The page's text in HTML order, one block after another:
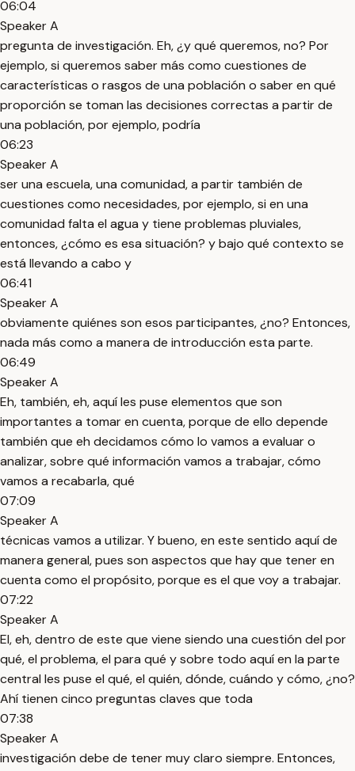
06:04
Speaker A
pregunta de investigación. Eh, ¿y qué queremos, no? Por
ejemplo, si queremos saber más como cuestiones de
características o rasgos de una población o saber en qué
proporción se toman las decisiones correctas a partir de
una población, por ejemplo, podría
06:23
Speaker A
ser una escuela, una comunidad, a partir también de
cuestiones como necesidades, por ejemplo, si en una
comunidad falta el agua y tiene problemas pluviales,
entonces, ¿cómo es esa situación? y bajo qué contexto se
está llevando a cabo y
06:41
Speaker A
obviamente quiénes son esos participantes, ¿no? Entonces,
nada más como a manera de introducción esta parte.
06:49
Speaker A
Eh, también, eh, aquí les puse elementos que son
importantes a tomar en cuenta, porque de ello depende
también que eh decidamos cómo lo vamos a evaluar o
analizar, sobre qué información vamos a trabajar, cómo
vamos a recabarla, qué
07:09
Speaker A
técnicas vamos a utilizar. Y bueno, en este sentido aquí de
manera general, pues son aspectos que hay que tener en
cuenta como el propósito, porque es el que voy a trabajar.
07:22
Speaker A
El, eh, dentro de este que viene siendo una cuestión del por
qué, el problema, el para qué y sobre todo aquí en la parte
central les puse el qué, el quién, dónde, cuándo y cómo, ¿no?
Ahí tienen cinco preguntas claves que toda
07:38
Speaker A
investigación debe de tener muy claro siempre. Entonces,